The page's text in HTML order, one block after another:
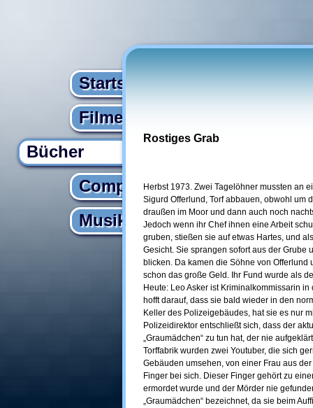
Startseite
Filme
Bücher
Computer
Musik
Rostiges Grab
Herbst 1973. Zwei Tagelöhner mussten an
Sigurd Offerlund, Torf abbauen, obwohl um
draußen im Moor und dann auch noch
Jedoch wenn ihr Chef ihnen eine Arbeit
gruben, stießen sie auf etwas Hartes, und
Gesicht. Sie sprangen sofort aus der Grube
blicken. Da kamen die Söhne von
schon das große Geld. Ihr Fund wurde als
Heute: Leo Asker ist Kriminalkommissarin
hofft darauf, dass sie bald wieder in den
Keller des Polizeigebäudes, hat sie es nur
Polizeidirektor entschließt sich, dass der
„Graumädchen“ zu tun hat, der nie
Torffabrik wurden zwei Youtuber, die sich
Gebäuden umsehen, von einer Frau aus
Finger bei sich. Dieser Finger gehört zu
ermordet wurde und der Mörder nie
„Graumädchen“ bezeichnet, da sie beim